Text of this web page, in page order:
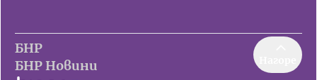
БНР
БНР Новини